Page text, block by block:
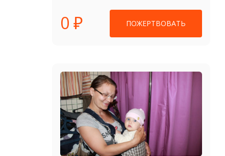
0 ₽ ПОЖЕРТВОВАТЬ